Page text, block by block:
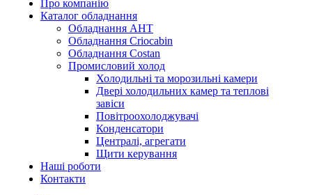
Про компанію
Каталог обладнання
Обладнання AHT
Обладнання Criocabin
Обладнання Costan
Промисловий холод
Холодильні та морозильні камери
Двері холодильних камер та теплові
завіси
Повітроохолоджувачі
Конденсатори
Централі, агрегати
Щити керування
Наші роботи
Контакти